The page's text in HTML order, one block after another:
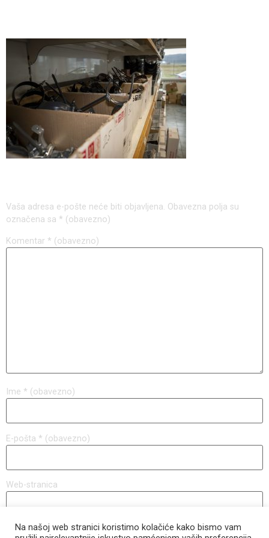
Vaša adresa e-pošte neće biti objavljena. Obavezna polja su
označena sa * (obavezno)
Komentar * (obavezno)
Ime * (obavezno)
E-pošta * (obavezno)
Web-stranica
Na našoj web stranici koristimo kolačiće kako bismo vam